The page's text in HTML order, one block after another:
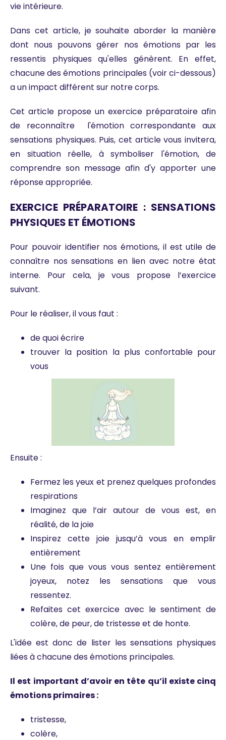
vie intérieure.
Dans cet article, je souhaite aborder la manière
dont nous pouvons gérer nos émotions par les
ressentis physiques qu'elles génèrent. En effet,
chacune des émotions principales (voir ci-dessous)
a un impact différent sur notre corps.
Cet article propose un exercice préparatoire afin
de reconnaître l'émotion correspondante aux
sensations physiques. Puis, cet article vous invitera,
en situation réelle, à symboliser l'émotion, de
comprendre son message afin d'y apporter une
réponse appropriée.
EXERCICE PRÉPARATOIRE : SENSATIONS
PHYSIQUES ET ÉMOTIONS
Pour pouvoir identifier nos émotions, il est utile de
connaître nos sensations en lien avec notre état
interne. Pour cela, je vous propose l’exercice
suivant.
Pour le réaliser, il vous faut :
de quoi écrire
trouver la position la plus confortable pour
vous
Ensuite :
Fermez les yeux et prenez quelques profondes
respirations
Imaginez que l’air autour de vous est, en
réalité, de la joie
Inspirez cette joie jusqu’à vous en emplir
entièrement
Une fois que vous vous sentez entièrement
joyeux, notez les sensations que vous
ressentez.
Refaites cet exercice avec le sentiment de
colère, de peur, de tristesse et de honte.
L'idée est donc de lister les sensations physiques
liées à chacune des émotions principales.
Il est important d’avoir en tête qu’il existe cinq
émotions primaires :
tristesse,
colère,